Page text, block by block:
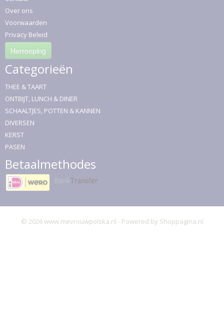
Over ons
Voorwaarden
Privacy Beleid
Herroeping
Categorieën
THEE & TAART
ONTBIJT, LUNCH & DINER
SCHAALTJES, POTTEN & KANNEN
DIVERSEN
KERST
PASEN
Betaalmethodes
© 2026 www.mevrouwpolska.nl - Powered by Shoppagina.nl